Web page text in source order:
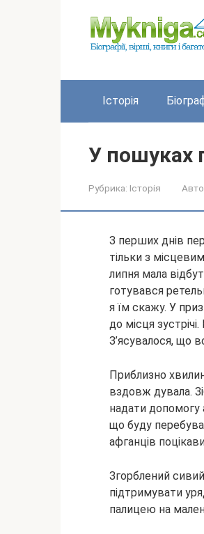
Історія
У пошуках
Рубрика: Історія
З перших днів
тільки з
липня мала
готувався
я їм скажу. У
до місця
З’ясувалося, що
Приблизно
вздовж дувала.
надати допомогу
що буду
афганців
Згорблений
підтримувати
палицею на